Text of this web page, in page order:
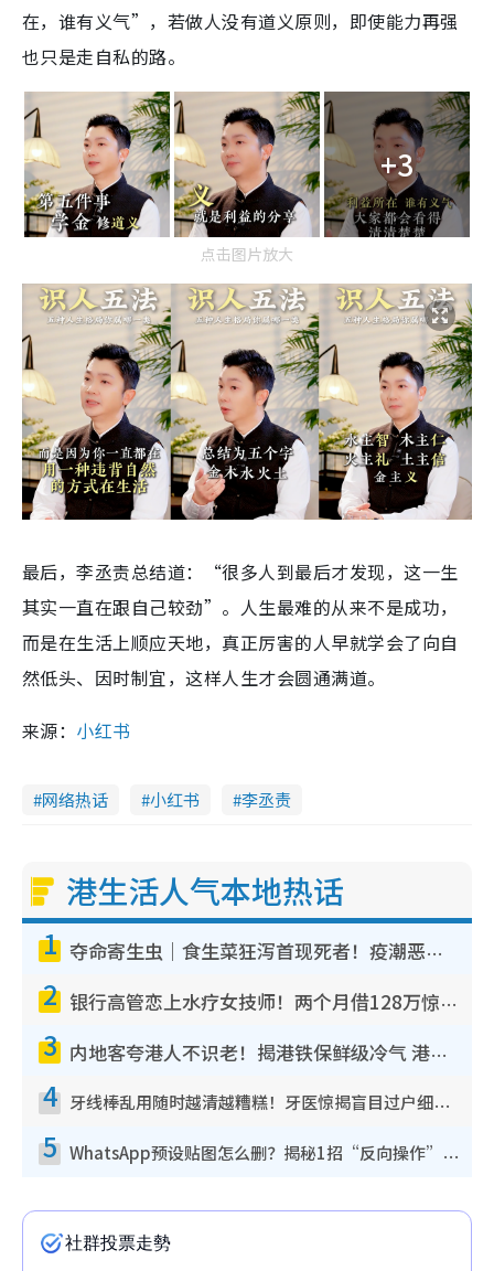
在，谁有义气”，若做人没有道义原则，即使能力再强
也只是走自私的路。
+3
点击图片放大
最后，李丞责总结道：“很多人到最后才发现，这一生
其实一直在跟自己较劲”。人生最难的从来不是成功，
而是在生活上顺应天地，真正厉害的人早就学会了向自
然低头、因时制宜，这样人生才会圆通满道。
来源： 小红书
网络热话 小红书 李丞责
港生活人气本地热话
1 夺命寄生虫｜食生菜狂泻首现死者！疫潮恶化录1.8万宗病例 揭洗菜3大谬误
2 银行高管恋上水疗女技师！两个月借128万惊觉“沉船”沉落火海 揭背后疑似邪教操控卖淫
3 内地客夸港人不识老！揭港铁保鲜级冷气 港人求放过：别投诉
4 牙线棒乱用随时越清越糟糕！牙医惊揭盲目过户细菌恐致蛀牙：这种才是日常真保养
5 WhatsApp预设贴图怎么删？揭秘1招“反向操作”还原简洁界面 附3步实测教程